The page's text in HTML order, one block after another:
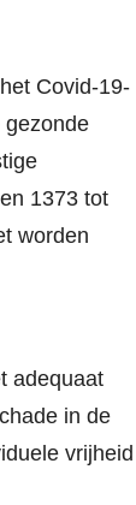
Covid-19-
gezonde
1373 tot
worden
adequaat
in de
vrijheid